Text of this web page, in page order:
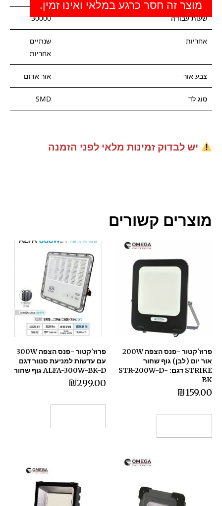
שעות עבודה 30000
אחריות
שנתיים
אחריות
צבע אור אור אדום
סוג לד SMD
יש לבדוק זמינות מלאי לפני הזמנה
מוצר זה חסר כרגע במלאי ואינו זמין.
מוצרים קשורים
פרוז'קטור -פנס הצפה 200W
אור יום (לבן) גוף שחור
STRIKE דגם: STR-200W-D-
BK
₪159.00
פרוז'קטור -פנס הצפה 300W
עם עדשות למניעת סנוור דגם
ALFA-300W-BK-D גוף שחור
₪299.00